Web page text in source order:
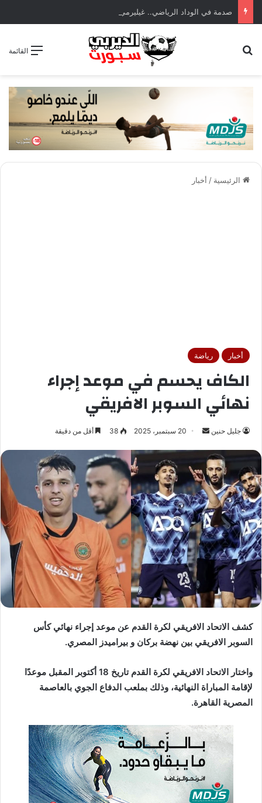
القائمة
الرئيسية / أخبار
أخبار رياضة
الكاف يحسم في موعد إجراء
نهائي السوبر الافريقي
جليل حنين
ل
ب
ر
ي
د
ا
إ
ك
ت
و
ن
ا
20 سبتمبر، 2025 38 أقل من دقيقة
كشف الاتحاد الافريقي لكرة القدم عن موعد إجراء نهائي كأس
السوبر الافريقي بين نهضة بركان و بيراميدز المصري.
واختار الاتحاد الافريقي لكرة القدم تاريخ 18 أكتوبر المقبل موعدًا
لإقامة المباراة النهائية، وذلك بملعب الدفاع الجوي بالعاصمة
المصرية القاهرة.